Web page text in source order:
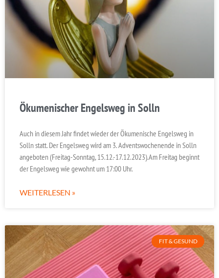
Ökumenischer Engelsweg in Solln
Auch in diesem Jahr findet wieder der Ökumenische Engelsweg in
Solln statt. Der Engelsweg wird am 3. Adventswochenende in Solln
angeboten (Freitag-Sonntag, 15.12.-17.12.2023).Am Freitag beginnt
der Engelsweg wie gewohnt um 17:00 Uhr.
WEITERLESEN »
FIT & GESUND